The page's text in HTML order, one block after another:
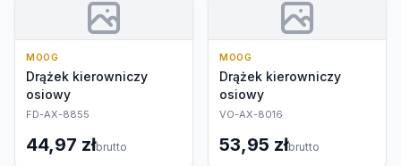
MOOG
Drążek kierowniczy
osiowy
FD-AX-8855
44,97 złbrutto
MOOG
Drążek kierowniczy
osiowy
VO-AX-8016
53,95 złbrutto